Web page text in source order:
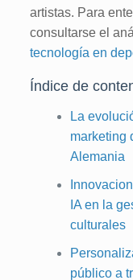
artistas. Para
consultarse el
tecnología en
Índice de
La
marketing
Alemania
IA en la
culturales
público a